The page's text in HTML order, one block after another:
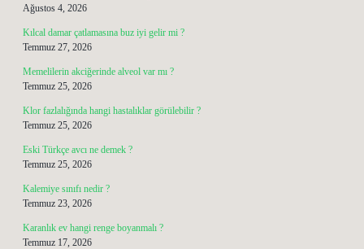
Ağustos 4, 2026
Kılcal damar çatlamasına buz iyi gelir mi ?
Temmuz 27, 2026
Memelilerin akciğerinde alveol var mı ?
Temmuz 25, 2026
Klor fazlalığında hangi hastalıklar görülebilir ?
Temmuz 25, 2026
Eski Türkçe avcı ne demek ?
Temmuz 25, 2026
Kalemiye sınıfı nedir ?
Temmuz 23, 2026
Karanlık ev hangi renge boyanmalı ?
Temmuz 17, 2026